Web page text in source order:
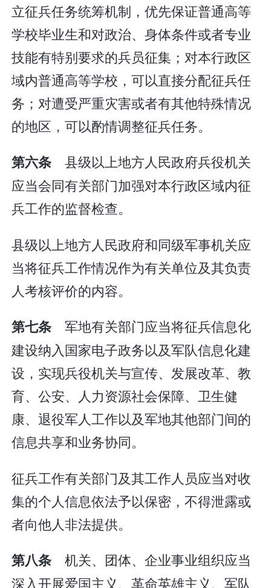
立征兵任务统筹机制，优先保证普通高等
学校毕业生和对政治、身体条件或者专业
技能有特别要求的兵员征集；对本行政区
域内普通高等学校，可以直接分配征兵任
务；对遭受严重灾害或者有其他特殊情况
的地区，可以酌情调整征兵任务。
第六条 县级以上地方人民政府兵役机关
应当会同有关部门加强对本行政区域内征
兵工作的监督检查。
县级以上地方人民政府和同级军事机关应
当将征兵工作情况作为有关单位及其负责
人考核评价的内容。
第七条 军地有关部门应当将征兵信息化
建设纳入国家电子政务以及军队信息化建
设，实现兵役机关与宣传、发展改革、教
育、公安、人力资源社会保障、卫生健
康、退役军人工作以及军地其他部门间的
信息共享和业务协同。
征兵工作有关部门及其工作人员应当对收
集的个人信息依法予以保密，不得泄露或
者向他人非法提供。
第八条 机关、团体、企业事业组织应当
深入开展爱国主义、革命英雄主义、军队